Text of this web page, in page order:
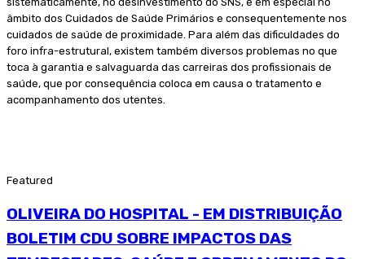
âmbito dos Cuidados de Saúde Primários e consequentemente nos
cuidados de saúde de proximidade. Para além das dificuldades do
foro infra-estrutural, existem também diversos problemas no que
toca à garantia e salvaguarda das carreiras dos profissionais de
saúde, que por consequência coloca em causa o tratamento e
acompanhamento dos utentes.
Featured
OLIVEIRA DO HOSPITAL - EM DISTRIBUIÇÃO
BOLETIM CDU SOBRE IMPACTOS DAS